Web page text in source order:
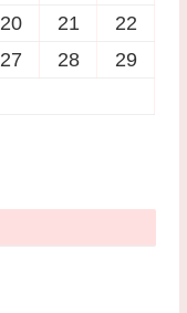
20 21
22
27 28
29